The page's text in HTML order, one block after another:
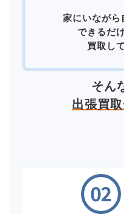
家にいながら
できるだ
買取し
そん
出張買取